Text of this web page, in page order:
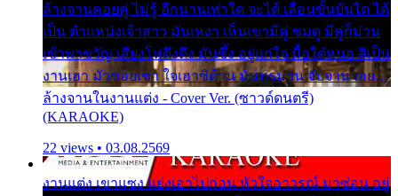
ล้างจานคอยคู่ ไม่รู้ อีกนานเท่าใด จะได้ เลื่อนขั้นบันได ได้
เป็น ตำแหน่งเจ้าสาว มันเหงา เห็นเขามีคู่ ซมดู มีคู่ก็ม่วน
เข้าพาขวัญ เสียงโห่ตึงตึง มันซึ้ง อยู่แก่ใจ มื้อใด๋หนอ สิเป็น
งานเฮา มัวซอยเขา ใจเฮาซิด้าน มันทรมาน จับจาน เอย…
ล้างจานในงานแต่ง - Cover Ver. (ซาวด์ดนตรี)
(KARAOKE)
22 views • 03.08.2569
งานแต่ง เขาแซง แย่งเอาไปก่อน หัวใจอาวรณ์ มาซ่อน อยู่